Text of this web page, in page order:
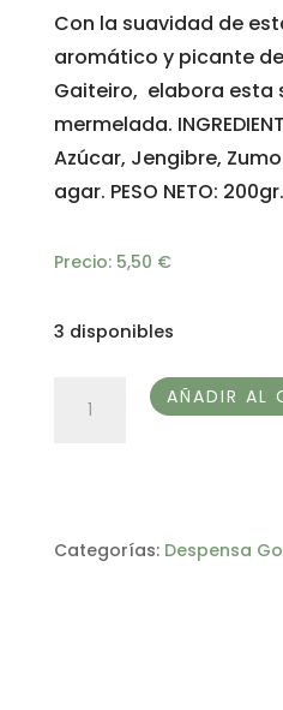
Con la suavidad de
aromático y picante
Gaiteiro, elabora esta
mermelada.
Azúcar, Jengibre,
agar. PESO NETO: 200gr.
Precio: 5,50 €
3 disponibles
MERMELADA
JENGIBRE-
AÑADIR AL
Categorías: Despensa